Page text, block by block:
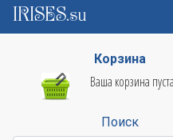
IRISES.su
Корзина
Ваша корзина пуста
Поиск